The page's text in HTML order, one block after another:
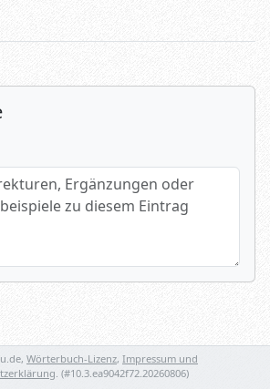
Ergänzungen oder
Wörterbuch-Lizenz, Impressum und
. (#10.3.ea9042f72.20260806)